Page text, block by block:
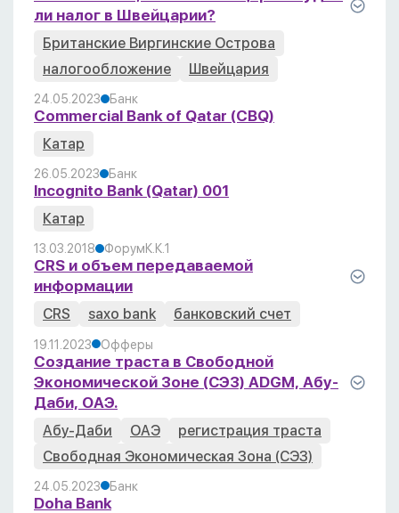
ли налог в Швейцарии?
Британские Виргинские Острова
налогообложение
Швейцария
24.05.2023 Банк
Commercial Bank of Qatar (CBQ)
Катар
26.05.2023 Банк
Incognito Bank (Qatar) 001
Катар
13.03.2018 ФорумК.К.1
CRS и объем передаваемой
информации
CRS saxo bank банковский счет
19.11.2023 Офферы
Cоздание траста в Свободной
Экономической Зоне (СЭЗ) ADGM, Абу-
Даби, ОАЭ.
Абу-Даби ОАЭ
регистрация траста
Свободная Экономическая Зона (СЭЗ)
24.05.2023 Банк
Doha Bank